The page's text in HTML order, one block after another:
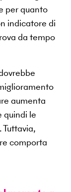
per quanto
indicatore di
da tempo
aumenta
quindi le
comporta